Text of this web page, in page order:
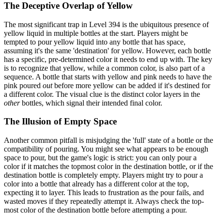
The Deceptive Overlap of Yellow
The most significant trap in Level 394 is the ubiquitous presence of
yellow liquid in multiple bottles at the start. Players might be
tempted to pour yellow liquid into any bottle that has space,
assuming it's the same 'destination' for yellow. However, each bottle
has a specific, pre-determined color it needs to end up with. The key
is to recognize that yellow, while a common color, is also part of a
sequence. A bottle that starts with yellow and pink needs to have the
pink poured outbefore more yellow can be added if it's destined for
a different color. The visual clue is the distinct color layers in the
otherbottles, which signal their intended final color.
The Illusion of Empty Space
Another common pitfall is misjudging the 'full' state of a bottle or the
compatibility of pouring. You might see what appears to be enough
space to pour, but the game's logic is strict: you can only pour a
color if it matches the topmost color in the destination bottle, or if the
destination bottle is completely empty. Players might try to pour a
color into a bottle that already has a different color at the top,
expecting it to layer. This leads to frustration as the pour fails, and
wasted moves if they repeatedly attempt it. Always check the top-
most color of the destination bottle before attempting a pour.